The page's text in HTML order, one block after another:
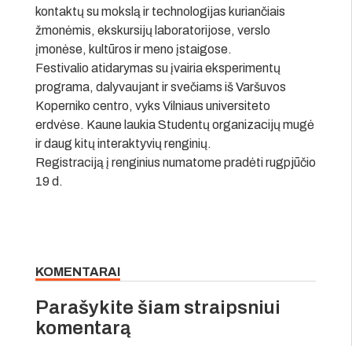
kontaktų su mokslą ir technologijas kuriančiais
žmonėmis, ekskursijų laboratorijose, verslo
įmonėse, kultūros ir meno įstaigose.
Festivalio atidarymas su įvairia eksperimentų
programa, dalyvaujant ir svečiams iš Varšuvos
Koperniko centro, vyks Vilniaus universiteto
erdvėse. Kaune laukia Studentų organizacijų mugė
ir daug kitų interaktyvių renginių.
Registraciją į renginius numatome pradėti rugpjūčio
19 d.
KOMENTARAI
Parašykite šiam straipsniui
komentarą